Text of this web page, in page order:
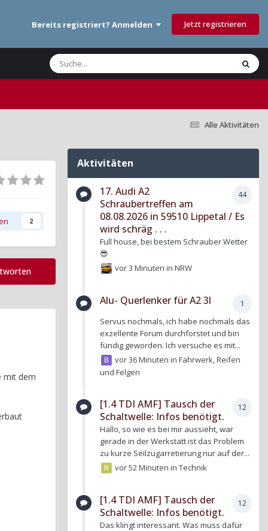
Bereits registriert? Anmelden Jetzt registrieren
Alle Aktivitäten
2
mit dem
Aktivitäten
44
17. Audi A2
Schraubertreffen am
08.08.2026 in 59510 Lippetal / Es
wird schräg . . .
Full house, bei bestem Schrauber Wetter
😎
vor 3 MinuteninNRW
1
Alu- Querlenker für A2 3l
Servus nochmals, ich habe nochmals das
exzellente Forum durchforstet und bin
fündig geworden. Ich versuche es mit...
vor 36 MinuteninFahrwerk, Reifen
und Felgen
12
[1.4 TDI AMF] Tausch der
Schaltwelle: Infos benötigt.
Hallo, so wie es bei mir aussieht, war
gerade in der Werkstatt ist das Problem
zu kurze Seilzugarretierung nur auf der...
vor 52 MinuteninTechnik
12
[1.4 TDI AMF] Tausch der
Schaltwelle: Infos benötigt.
Das klingt interessant. Was muss dafür